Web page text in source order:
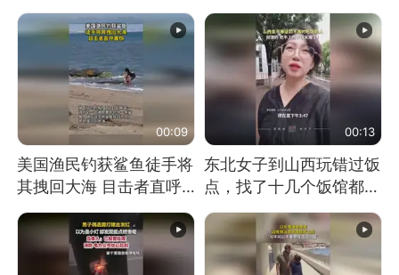
00:09
美国渔民钓获鲨鱼徒手将
其拽回大海 目击者直呼
震惊 （视频来源：参考
消息）
00:13
东北女子到山西玩错过饭
点，找了十几个饭馆都没
开门：午休到几点